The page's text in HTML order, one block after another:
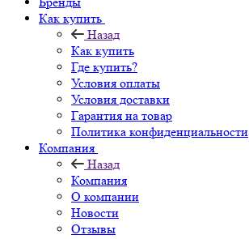
Как купить
Назад
Как купить
Где купить?
Условия оплаты
Условия доставки
Гарантия на товар
Политика конфиденциальности
Компания
Назад
Компания
О компании
Новости
Отзывы